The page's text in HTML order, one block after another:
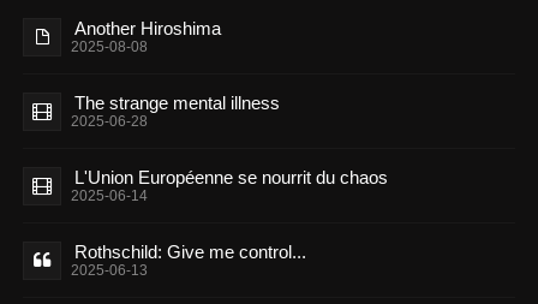
Another Hiroshima
2025-08-08
The strange mental illness
2025-06-28
L'Union Européenne se nourrit du chaos
2025-06-14
Rothschild: Give me control...
2025-06-13